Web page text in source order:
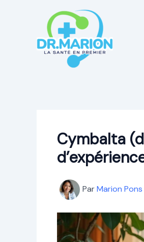
Cymbalta
ParMarion Pons